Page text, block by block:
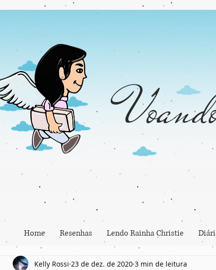
Home Resenhas Lendo Rainha Christie
Kelly Rossi 23 de dez. de 2020 3 min de leitura